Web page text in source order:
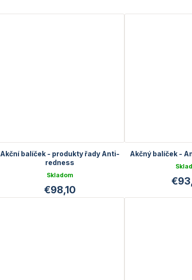
Akční balíček - produkty řady Anti-
redness
Skladom
€98,10
Akčný balíček -